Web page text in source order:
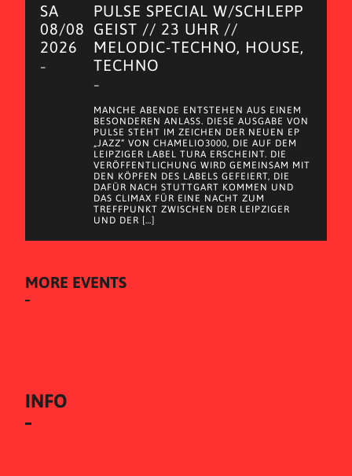
SA
08/08
2026
–
PULSE SPECIAL W/SCHLEPP
GEIST // 23 UHR //
MELODIC-TECHNO, HOUSE,
TECHNO
–
MANCHE ABENDE ENTSTEHEN AUS EINEM
BESONDEREN ANLASS. DIESE AUSGABE VON
PULSE STEHT IM ZEICHEN DER NEUEN EP
„JAZZ“ VON CHAMELIO3000, DIE AUF DEM
LEIPZIGER LABEL TURA ERSCHEINT. DIE
VERÖFFENTLICHUNG WIRD GEMEINSAM MIT
DEN KÖPFEN DES LABELS GEFEIERT, DIE
DAFÜR NACH STUTTGART KOMMEN UND
DAS CLIMAX FÜR EINE NACHT ZUM
TREFFPUNKT ZWISCHEN DER LEIPZIGER
UND DER […]
MORE EVENTS
INFO